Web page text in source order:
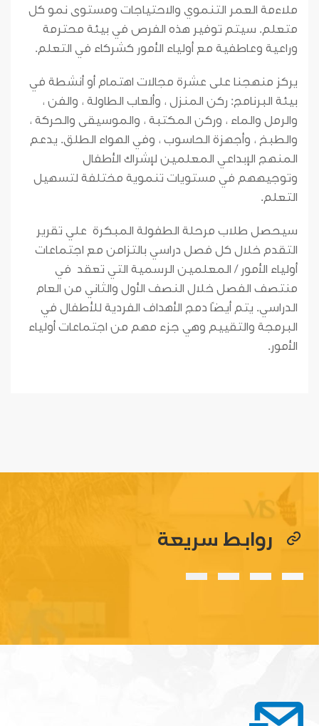
ملاءمة العمر التنموي والاحتياجات ومستوى نمو كل
متعلم. سيتم توفير هذه الفرص في بيئة محترمة
وراعية وعاطفية مع أولياء الأمور كشركاء في التعلم.
يركز منهجنا على عشرة مجالات اهتمام أو أنشطة في
بيئة البرنامج: ركن المنزل ، وألعاب الطاولة ، والفن ،
والرمل والماء ، وركن المكتبة ، والموسيقى والحركة ،
والطبخ ، وأجهزة الحاسوب ، وفي الهواء الطلق. يدعم
المنهج الإبداعي المعلمين لإشراك الأطفال
وتوجيههم في مستويات تنموية مختلفة لتسهيل
التعلم.
سيحصل طلاب مرحلة الطفولة المبكرة علي تقرير
التقدم خلال كل فصل دراسي بالتزامن مع اجتماعات
أولياء الأمور / المعلمين الرسمية التي تعقد في
منتصف الفصل خلال النصف الأول والثاني من العام
الدراسي. يتم أيضًا دمج الأهداف الفردية للأطفال في
البرمجة والتقييم وهي جزء مهم من اجتماعات أولياء
الأمور.
روابط سريعة